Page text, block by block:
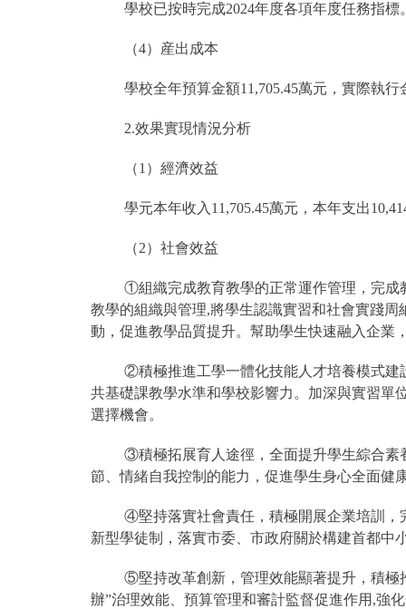
學校已按時完成2024年度各項年度任務指標
（4）産出成本
學校全年預算金額11,705.45萬元，實際執行
2.效果實現情況分析
（1）經濟效益
學元本年收入11,705.45萬元，本年支出
（2）社會效益
①組織完成教育教學的正常運作管理，完成
教學的組織與管理,將學生認識實習和社會實踐
動，促進教學品質提升。幫助學生快速融入企業
②積極推進工學一體化技能人才培養模式建
共基礎課教學水準和學校影響力。加深與實習單
選擇機會。
③積極拓展育人途徑，全面提升學生綜合素
節、情緒自我控制的能力，促進學生身心全面健
④堅持落實社會責任，積極開展企業培訓，
新型學徒制，落實市委、市政府關於構建首都中
⑤堅持改革創新，管理效能顯著提升，積極
辦”治理效能、預算管理和審計監督促進作用,強